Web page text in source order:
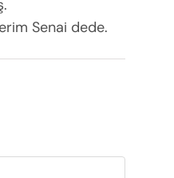
Senai dede.